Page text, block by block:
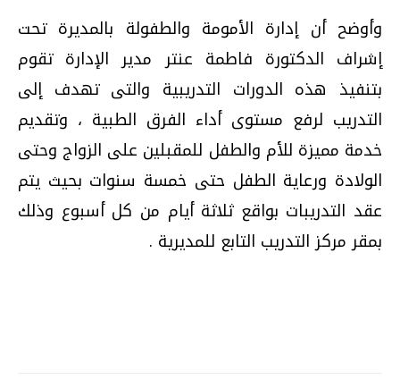
وأوضح أن إدارة الأمومة والطفولة بالمديرة تحت
إشراف الدكتورة فاطمة عنتر مدير الإدارة تقوم
بتنفيذ هذه الدورات التدريبية والتى تهدف إلى
التدريب لرفع مستوى أداء الفرق الطبية ، وتقديم
خدمة مميزة للأم والطفل للمقبلين على الزواج وحتى
الولادة ورعاية الطفل حتى خمسة سنوات بحيث يتم
عقد التدريبات بواقع ثلاثة أيام من كل أسبوع وذلك
بمقر مركز التدريب التابع للمديرية .